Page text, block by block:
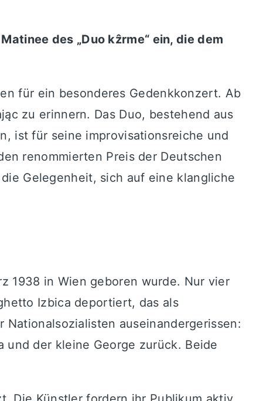
des „Duo kẑrme“ ein, die dem
für ein besonderes Gedenkkonzert. Ab
zu erinnern. Das Duo, bestehend aus
ist für seine improvisationsreiche und
renommierten Preis der Deutschen
Gelegenheit, sich auf eine klangliche
1938 in Wien geboren wurde. Nur vier
Izbica deportiert, das als
auseinandergerissen:
und der kleine George zurück. Beide